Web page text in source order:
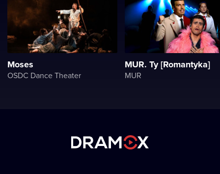
Moses
OSDC Dance Theater
MUR. Ty [Romantyka]
MUR